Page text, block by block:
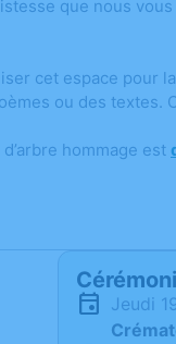
que nous
cet espace pour
ou des textes.
hommage est
jeudi